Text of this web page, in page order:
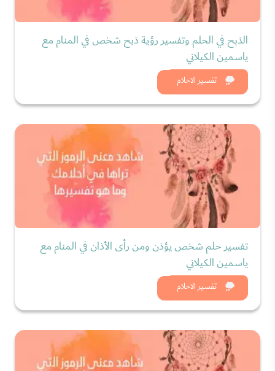
تفسير الاحلام
الذبح في الحلم وتفسير رؤية ذبح شخص في المنام مع
ياسمين الكيلاني
شاهد الان
تفسير الاحلام
تفسير حلم شخص يؤذن ومن رأى الأذان في المنام مع
ياسمين الكيلاني
شاهد الان